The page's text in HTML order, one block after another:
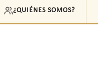
¿QUIÉNES SOMOS?